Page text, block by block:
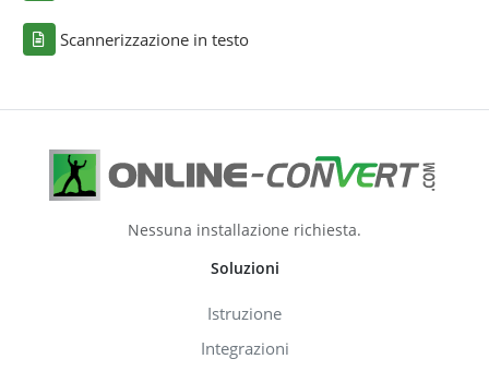
Scannerizzazione in testo
Nessuna installazione richiesta.
Soluzioni
Istruzione
Integrazioni